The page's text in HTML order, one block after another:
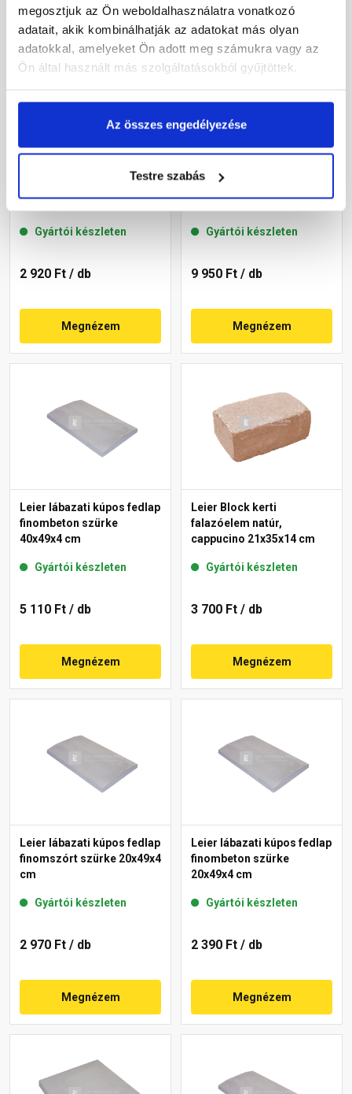
megosztjuk az Ön weboldalhasználatra vonatkozó
adatait, akik kombinálhatják az adatokat más olyan
adatokkal, amelyeket Ön adott meg számukra vagy az
Ön által használt más szolgáltatásokból gyűjtöttek.
Az összes engedélyezése
Testre szabás
Leier lábazati kúpos fedlap
25x49x4 cm
Gyártói készleten
2 920 Ft / db
Megnézem
Leier lábazati kúpos fedlap
cm
Gyártói készleten
9 950 Ft / db
Megnézem
Leier lábazati kúpos fedlap
finombeton szürke
40x49x4 cm
Gyártói készleten
5 110 Ft / db
Megnézem
Leier Block kerti
falazóelem natúr,
cappucino 21x35x14 cm
Gyártói készleten
3 700 Ft / db
Megnézem
Leier lábazati kúpos fedlap
finomszórt szürke 20x49x4
cm
Gyártói készleten
2 970 Ft / db
Megnézem
Leier lábazati kúpos fedlap
finombeton szürke
20x49x4 cm
Gyártói készleten
2 390 Ft / db
Megnézem